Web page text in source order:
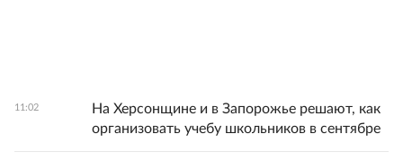
11:02
На Херсонщине и в Запорожье решают, как
организовать учебу школьников в сентябре